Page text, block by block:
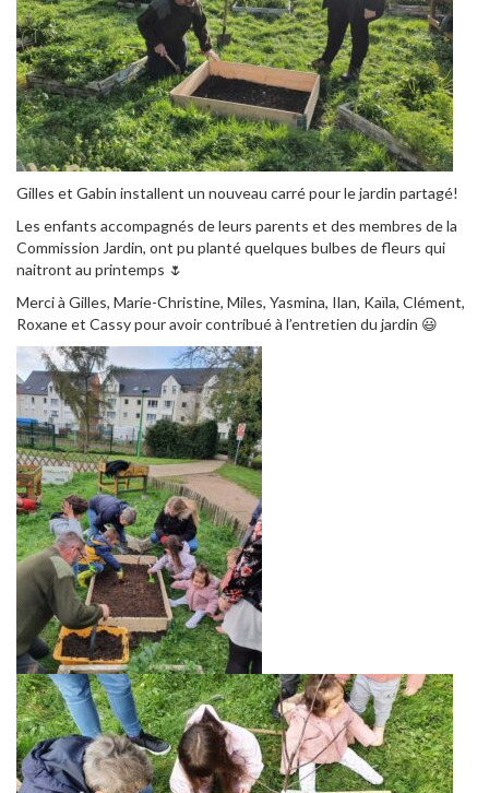
Gilles et Gabin installent un nouveau carré pour le jardin partagé!
Les enfants accompagnés de leurs parents et des membres de la
Commission Jardin, ont pu planté quelques bulbes de fleurs qui
naitront au printemps 🌷
Merci à Gilles, Marie-Christine, Miles, Yasmina, Ilan, Kaïla, Clément,
Roxane et Cassy pour avoir contribué à l’entretien du jardin 😃